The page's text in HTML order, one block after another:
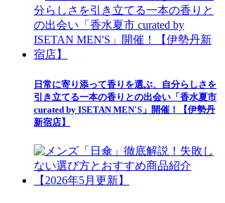
日常に寄り添って香りを選ぶ、自分らしさを
引き立てる一本の香りとの出会い「香水夏市
curated by ISETAN MEN'S」開催！【伊勢丹
新宿店】